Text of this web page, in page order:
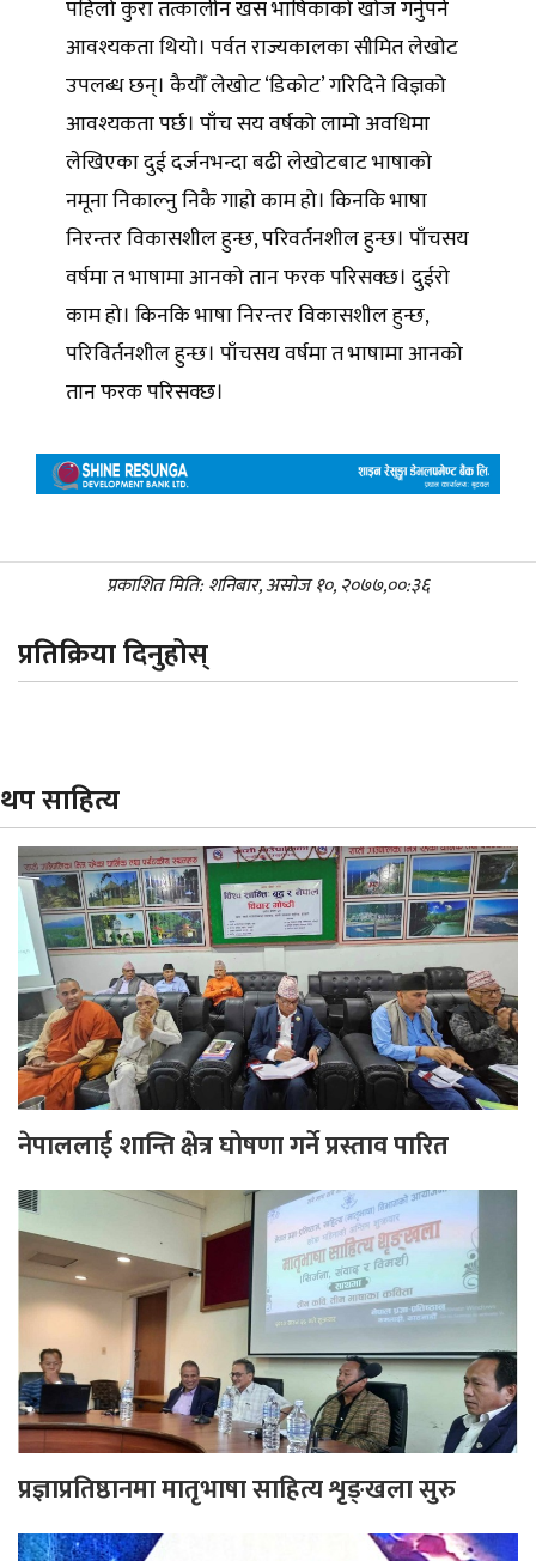
पहिलो कुरा तत्कालीन खस भाषिकाको खोज गर्नुपर्ने
आवश्यकता थियो। पर्वत राज्यकालका सीमित लेखोट
उपलब्ध छन्। कैयौँ लेखोट ‘डिकोट’ गरिदिने विज्ञको
आवश्यकता पर्छ। पाँच सय वर्षको लामो अवधिमा
लेखिएका दुई दर्जनभन्दा बढी लेखोटबाट भाषाको
नमूना निकाल्नु निकै गाह्रो काम हो। किनकि भाषा
निरन्तर विकासशील हुन्छ, परिवर्तनशील हुन्छ। पाँचसय
वर्षमा त भाषामा आनको तान फरक परिसक्छ। दुईरो
काम हो। किनकि भाषा निरन्तर विकासशील हुन्छ,
परिविर्तनशील हुन्छ। पाँचसय वर्षमा त भाषामा आनको
तान फरक परिसक्छ।
प्रकाशित मिति: शनिबार, असोज १०, २०७७,००:३६
प्रतिक्रिया दिनुहोस्
थप साहित्य
नेपाललाई शान्ति क्षेत्र घोषणा गर्ने प्रस्ताव पारित
प्रज्ञाप्रतिष्ठानमा मातृभाषा साहित्य शृङ्खला सुरु